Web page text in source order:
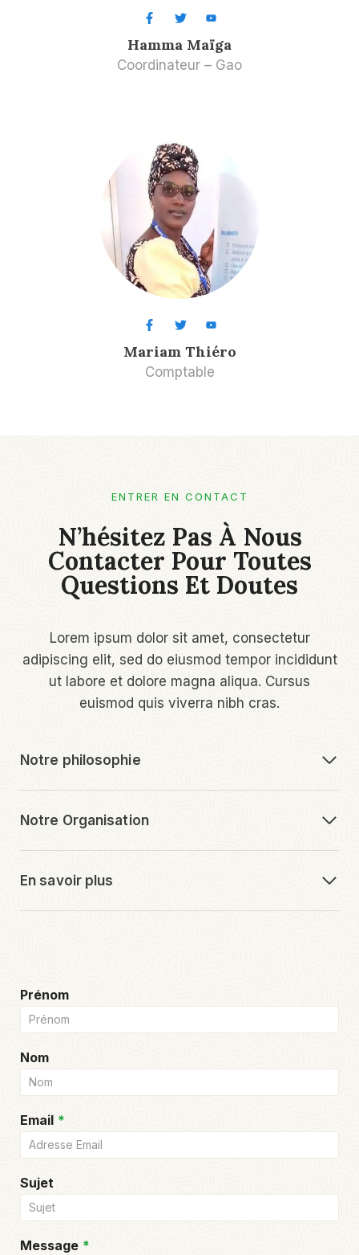
Hamma Maïga
Coordinateur – Gao
Mariam Thiéro
Comptable
ENTRER EN CONTACT
N’hésitez Pas À Nous
Contacter Pour Toutes
Questions Et Doutes
Lorem ipsum dolor sit amet, consectetur
adipiscing elit, sed do eiusmod tempor incididunt
ut labore et dolore magna aliqua. Cursus
euismod quis viverra nibh cras.
Notre philosophie
Notre Organisation
En savoir plus
Prénom
Nom
Email *
Sujet
Message *